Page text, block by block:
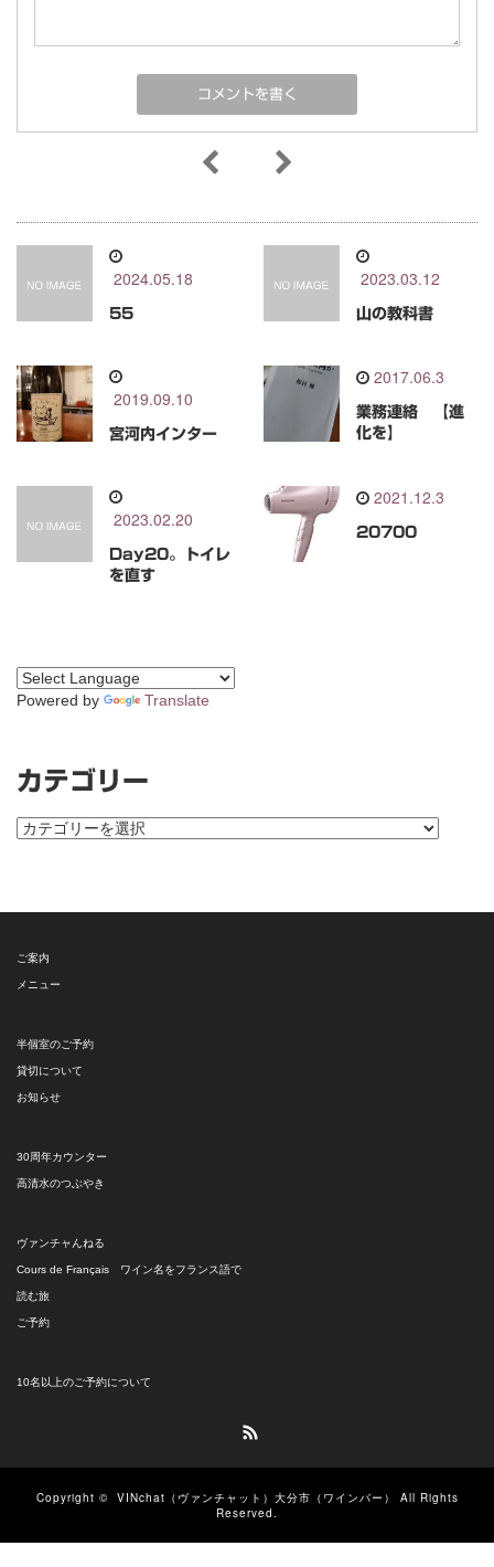
2024.05.18
55
2023.03.12
山の教科書
2019.09.10
宮河内インター
2017.06.3
業務連絡 【進
化を】
2023.02.20
Day20。トイレ
を直す
2021.12.3
20700
Powered by Translate
カテゴリー
カ
ー
ご案内
メニュー
半個室のご予約
貸切について
お知らせ
30周年カウンター
高清水のつぶやき
ヴァンチャんねる
Cours de Français ワイン名をフランス語で
読む旅
ご予約
10名以上のご予約について
Copyright © VINchat（ヴァンチャット）大分市（ワインバー）
All Rights
Reserved.